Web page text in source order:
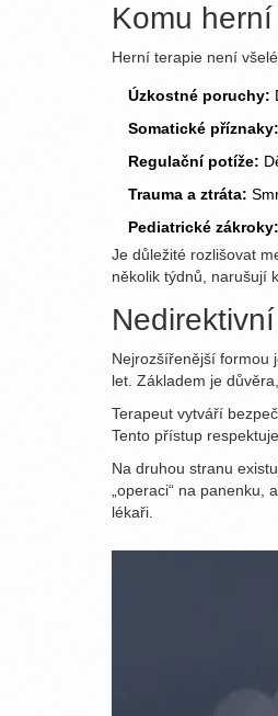
Komu
Herní terapie není
Úzkostné poruchy:
Somatické příznaky:
Regulační potíže:
Trauma a ztráta:
Pediatrické zákroky:
Je důležité rozlišovat
několik týdnů, narušují
Nejrozšířenější formou
let. Základem je
Terapeut vytváří
Tento přístup
Na druhou stranu
„operaci“ na panenku,
lékaři.